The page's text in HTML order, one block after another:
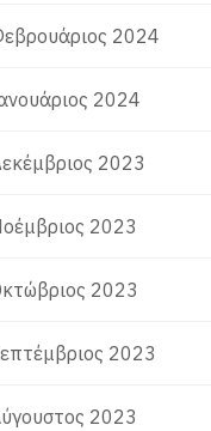
2024
2024
2023
2023
2023
2023
2023